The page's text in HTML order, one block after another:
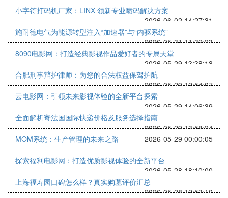
小字符打码机厂家：LINX 领新专业喷码解决方案
2026-06-02 14:27:31
施耐德电气为能源转型注入“加速器”与“内驱系统”
2026-05-31 11:32:23
8090电影网：打造经典影视作品爱好者的专属天堂
2026-05-29 13:38:18
合肥刑事辩护律师：为您的合法权益保驾护航
2026-05-29 12:54:07
云电影网：引领未来影视体验的全新平台探索
2026-05-29 14:06:39
全面解析寄法国国际快递价格及服务选择指南
2026-05-29 13:58:24
MOM系统：生产管理的未来之路
2026-05-29 00:00:05
探索福利电影网：打造优质影视体验的全新平台
2026-05-28 18:10:00
上海福寿园口碑怎么样？真实购墓评价汇总
2026-05-28 12:53:10